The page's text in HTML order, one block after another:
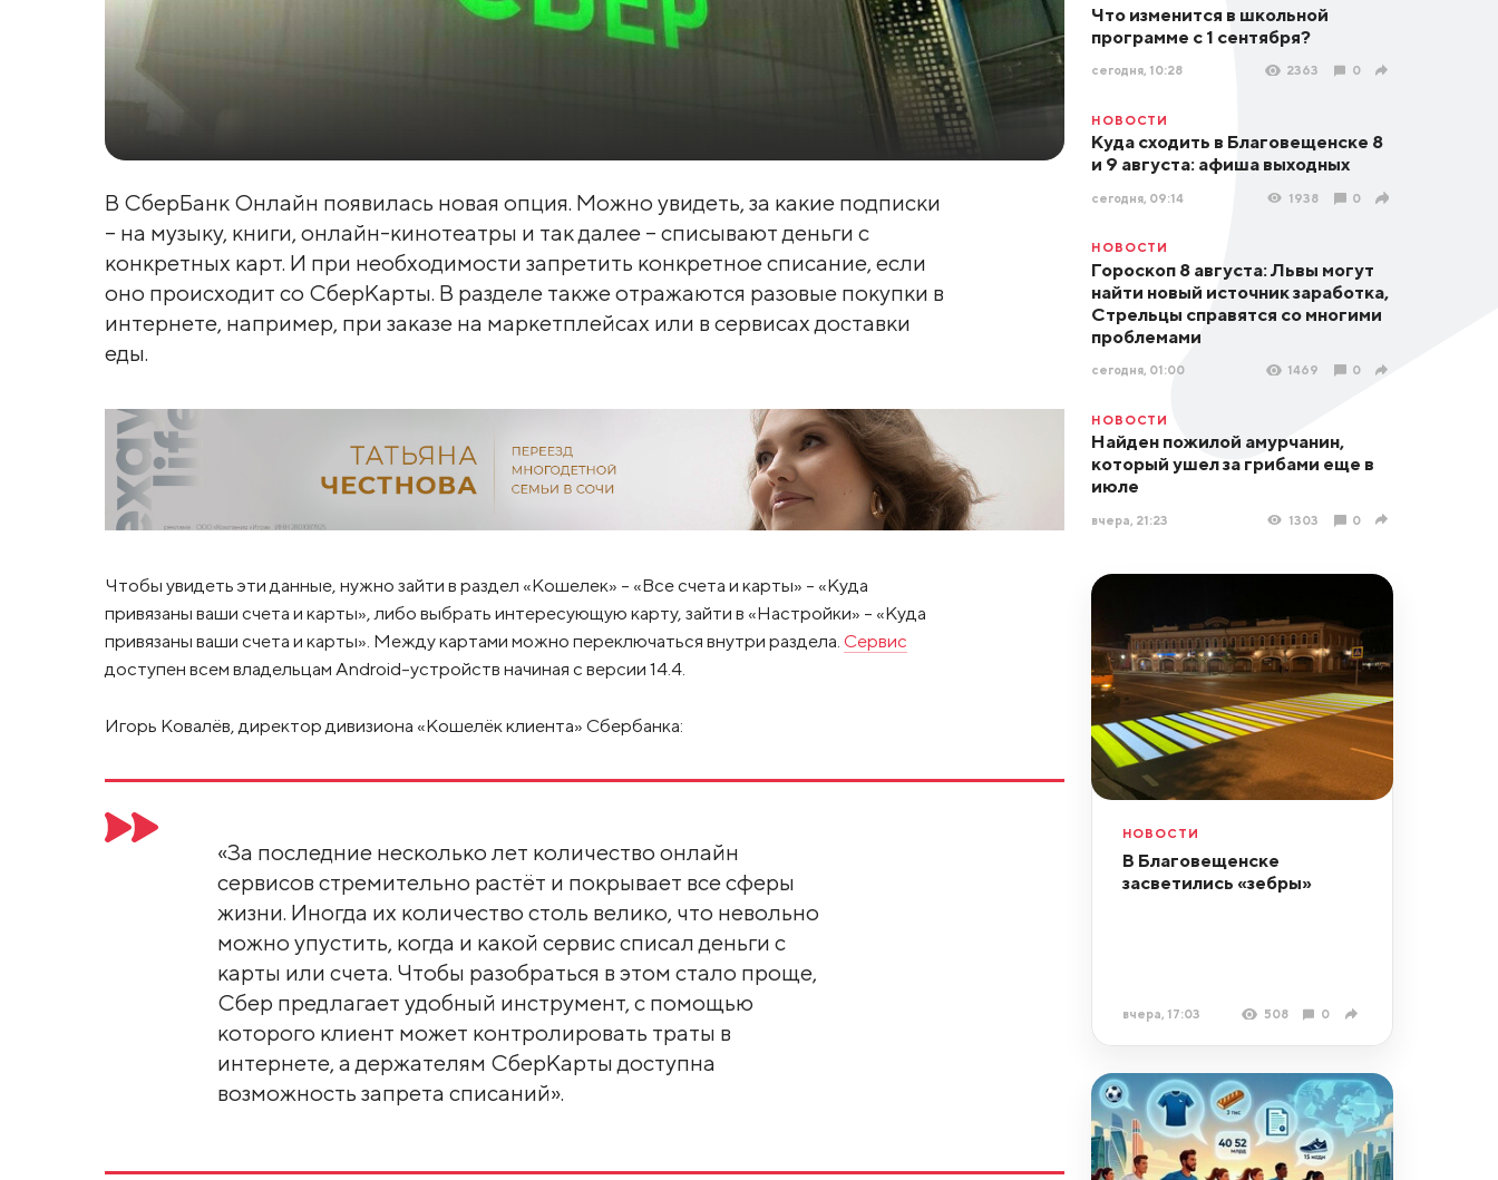
В СберБанк Онлайн появилась новая опция. Можно увидеть, за какие подписки
– на музыку, книги, онлайн-кинотеатры и так далее – списывают деньги с
конкретных карт. И при необходимости запретить конкретное списание, если
оно происходит со СберКарты. В разделе также отражаются разовые покупки в
интернете, например, при заказе на маркетплейсах или в сервисах доставки
еды.
Чтобы увидеть эти данные, нужно зайти в раздел «Кошелек» – «Все счета и карты» – «Куда
привязаны ваши счета и карты», либо выбрать интересующую карту, зайти в «Настройки» – «Куда
привязаны ваши счета и карты». Между картами можно переключаться внутри раздела. Сервис
доступен всем владельцам Android-устройств начиная с версии 14.4.
Игорь Ковалёв, директор дивизиона «Кошелёк клиента» Сбербанка:
«За последние несколько лет количество онлайн
сервисов стремительно растёт и покрывает все сферы
жизни. Иногда их количество столь велико, что невольно
можно упустить, когда и какой сервис списал деньги с
карты или счета. Чтобы разобраться в этом стало проще,
Сбер предлагает удобный инструмент, с помощью
которого клиент может контролировать траты в
интернете, а держателям СберКарты доступна
возможность запрета списаний».
Что изменится в школьной
программе с 1 сентября?
сегодня, 10:28 2363 0
НОВОСТИ
Куда сходить в Благовещенске 8
и 9 августа: афиша выходных
сегодня, 09:14 1938 0
НОВОСТИ
Гороскоп 8 августа: Львы могут
найти новый источник заработка,
Стрельцы справятся со многими
проблемами
сегодня, 01:00 1469 0
НОВОСТИ
Найден пожилой амурчанин,
который ушел за грибами еще в
июле
вчера, 21:23 1303 0
НОВОСТИ
В Благовещенске
засветились «зебры»
вчера, 17:03 508 0